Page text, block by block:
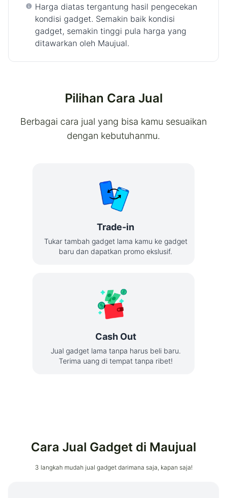
Harga diatas tergantung hasil pengecekan
kondisi gadget. Semakin baik kondisi
gadget, semakin tinggi pula harga yang
ditawarkan oleh Maujual.
Pilihan Cara Jual
Berbagai cara jual yang bisa kamu sesuaikan
dengan kebutuhanmu.
Trade-in
Tukar tambah gadget lama kamu ke gadget
baru dan dapatkan promo ekslusif.
Cash Out
Jual gadget lama tanpa harus beli baru.
Terima uang di tempat tanpa ribet!
Cara Jual Gadget di Maujual
3 langkah mudah jual gadget darimana saja, kapan saja!